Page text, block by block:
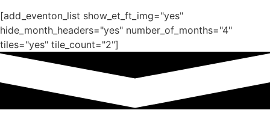
[add_eventon_list show_et_ft_img="yes"
hide_month_headers="yes" number_of_months="4"
tiles="yes" tile_count="2"]